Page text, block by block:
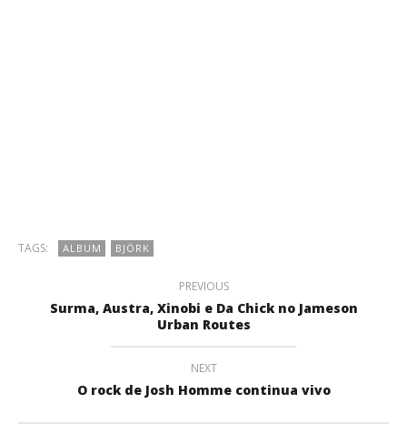
TAGS: ALBUM BJÖRK
PREVIOUS
Surma, Austra, Xinobi e Da Chick no Jameson
Urban Routes
NEXT
O rock de Josh Homme continua vivo